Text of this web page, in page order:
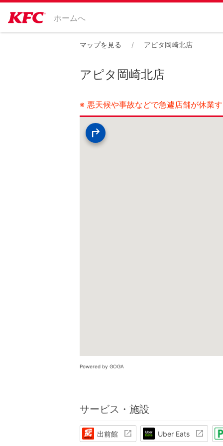
ホームへ
マップを見る アピタ岡崎北店
アピタ岡崎北店
※ 悪天候や事故などで急遽店舗が休業
Powered by GOGA
サービス・施設
出前館 Uber Eats